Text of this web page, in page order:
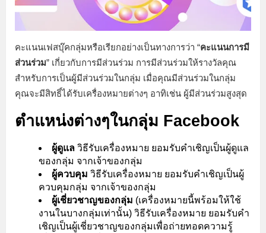
คะแนนเฟสบุ๊คกลุ่มหรือเรียกอย่างเป็นทางการว่า “คะแนนการมี
ส่วนร่วม” เกี่ยวกับการมีส่วนร่วม การมีส่วนร่วมให้รางวัลคุณ
สำหรับการเป็นผู้มีส่วนร่วมในกลุ่ม เมื่อคุณมีส่วนร่วมในกลุ่ม
คุณจะมีสิทธิ์ได้รับเครื่องหมายต่างๆ อาทิเช่น ผู้มีส่วนร่วมสูงสุด
ตำแหน่งต่างๆในกลุ่ม Facebook
ผู้ดูแล วิธีรับเครื่องหมาย ยอมรับคำเชิญเป็นผู้ดูแล
ของกลุ่ม จากเจ้าของกลุ่ม
ผู้ควบคุม วิธีรับเครื่องหมาย ยอมรับคำเชิญเป็นผู้
ควบคุมกลุ่ม จากเจ้าของกลุ่ม
ผู้เชี่ยวชาญของกลุ่ม (เครื่องหมายนี้พร้อมให้ใช้
งานในบางกลุ่มเท่านั้น) วิธีรับเครื่องหมาย ยอมรับคำ
เชิญเป็นผู้เชี่ยวชาญของกลุ่มเพื่อถ่ายทอดความรู้